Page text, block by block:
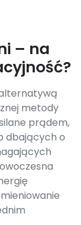
– na
metody
prądem,
dbających o